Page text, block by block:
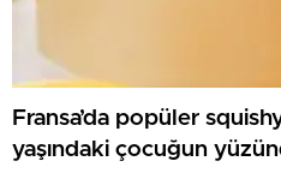
Fransa’da popüler
yaşındaki çocuğun